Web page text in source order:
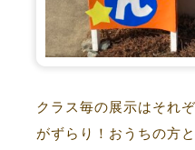
クラス毎の展示はそれ
がずらり！おうちの方